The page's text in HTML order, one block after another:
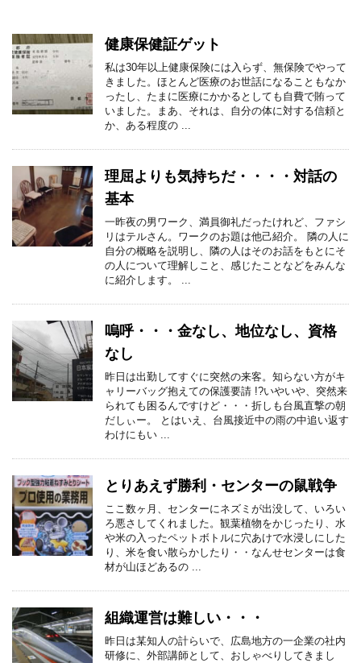
健康保健証ゲット
私は30年以上健康保険には入らず、無保険でやって
きました。ほとんど医療のお世話になることもなか
ったし、たまに医療にかかるとしても自費で賄って
いました。まあ、それは、自分の体に対する信頼と
か、ある程度の ...
理屈よりも気持ちだ・・・・対話の
基本
一昨夜の男ワーク、満員御礼だったけれど、ファシ
リはテルさん。ワークのお題は他己紹介。 隣の人に
自分の概略を説明し、隣の人はそのお話をもとにそ
の人について理解しこと、感じたことなどをみんな
に紹介します。 ...
嗚呼・・・金なし、地位なし、資格
なし
昨日は出勤してすぐに突然の来客。知らない方がキ
ャリーバッグ抱えての保護要請 !?いやいや、突然来
られても困るんですけど・・・折しも台風直撃の朝
だしぃー。 とはいえ、台風接近中の雨の中追い返す
わけにもい ...
とりあえず勝利・センターの鼠戦争
ここ数ヶ月、センターにネズミが出没して、いろい
ろ悪さしてくれました。観葉植物をかじったり、水
や米の入ったペットボトルに穴あけで水浸しにした
り、米を食い散らかしたり・・なんせセンターは食
材が山ほどあるの ...
組織運営は難しい・・・
昨日は某知人の計らいで、広島地方の一企業の社内
研修に、外部講師として、おしゃべりしてきまし